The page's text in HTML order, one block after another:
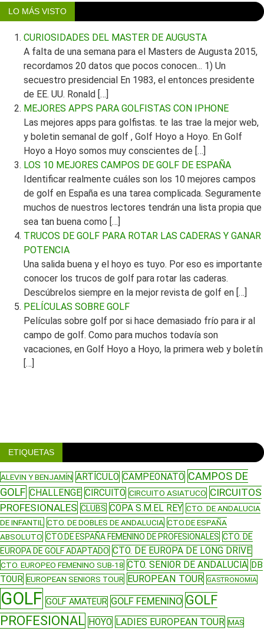
LO MÁS VISTO
CURIOSIDADES DEL MASTER DE AUGUSTA
A falta de una semana para el Masters de Augusta 2015,
recordamos 20 datos que pocos conocen... 1) Un
secuestro presidencial En 1983, el entonces presidente
de EE. UU. Ronald […]
MEJORES APPS PARA GOLFISTAS CON IPHONE
Las mejores apps para golfistas. te las trae la mejor web,
y boletin semanal de golf , Golf Hoyo a Hoyo. En Golf
Hoyo a Hoyo somos muy conscientes de […]
LOS 10 MEJORES CAMPOS DE GOLF DE ESPAÑA
Identificar realmente cuáles son los 10 mejores campos
de golf en España es una tarea complicada. Seguramente
muchos de nuestros lectores tendrán una lista propia que
sea tan buena como […]
TRUCOS DE GOLF PARA ROTAR LAS CADERAS Y GANAR
POTENCIA
Una salida buena y el hoyo es tuyo. Por eso es importante
conocer los trucos de golf para rotar las caderas.
Descúbrelos siempre en la mejor revista de golf en […]
PELÍCULAS SOBRE GOLF
Películas sobre golf por si hace demasiado frío para ir al
campo de golf. Como para muchos todavía son
vacaciones, en Golf Hoyo a Hoyo, la primera web y boletín
[…]
ETIQUETAS
ALEVIN Y BENJAMÍN ARTÍCULO CAMPEONATO CAMPOS DE
GOLF CHALLENGE CIRCUITO CIRCUITO ASIATUCO CIRCUITOS
PROFESIONALES CLUBS COPA S.M.EL REY CTO. DE ANDALUCIA
DE INFANTIL
CTO. DE DOBLES DE ANDALUCIA CTO.DE ESPAÑA
ABSOLUTO CTO.DE ESPAÑA FEMENINO DE PROFESIONALES CTO. DE
EUROPA DE GOLF ADAPTADO CTO. DE EUROPA DE LONG DRIVE
CTO. EUROPEO FEMENINO SUB-18 CTO. SENIOR DE ANDALUCIA DB
TOUR EUROPEAN SENIORS TOUR EUROPEAN TOUR GASTRONOMIA
GOLF GOLF AMATEUR GOLF FEMENINO GOLF
PROFESIONAL HOYO LADIES EUROPEAN TOUR MAS